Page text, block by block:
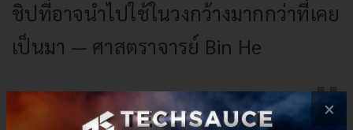
ชิปที่อาจนำไปใช้ในวงกว้างมากกว่าที่เคย
เป็นมา — ศาสตราจารย์ Bin He
×